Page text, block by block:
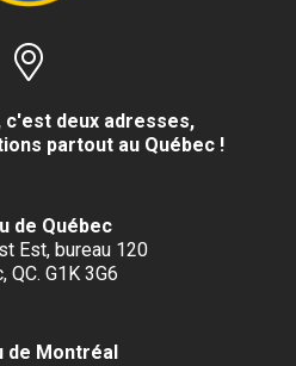
c'est deux adresses,
partout au Québec !
de Québec
Est, bureau 120
QC. G1K 3G6
de Montréal